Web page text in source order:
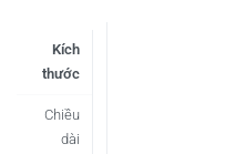
Kích
thước
Chiều
dài